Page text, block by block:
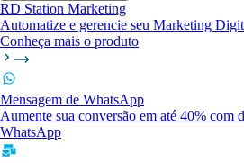
RD Station Marketing
Automatize e gerencie seu Marketing
Conheça mais o produto
Mensagem de WhatsApp
Aumente sua conversão em até 40% com
WhatsApp